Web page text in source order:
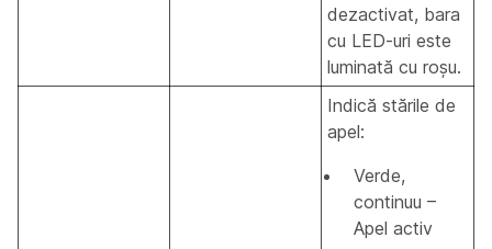
dezactivat, bara
cu LED-uri este
luminată cu roșu.
Indică stările de
apel:
Verde,
continuu –
Apel activ